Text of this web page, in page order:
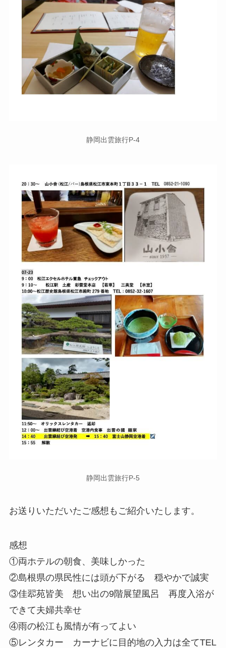
静岡出雲旅行P-4
静岡出雲旅行P-5
お送りいただいたご感想もご紹介いたします。
感想
①両ホテルの朝食、美味しかった
②島根県の県民性には頭が下がる 穏やかで誠実
③佳翆苑皆美 想い出の9階展望風呂 再度入浴が
できて夫婦共幸せ
④雨の松江も風情が有ってよい
⑤レンタカー カーナビに目的地の入力は全てTEL